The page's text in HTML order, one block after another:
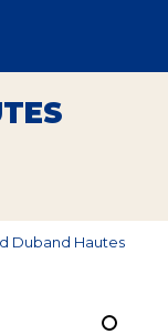
Duband Hautes